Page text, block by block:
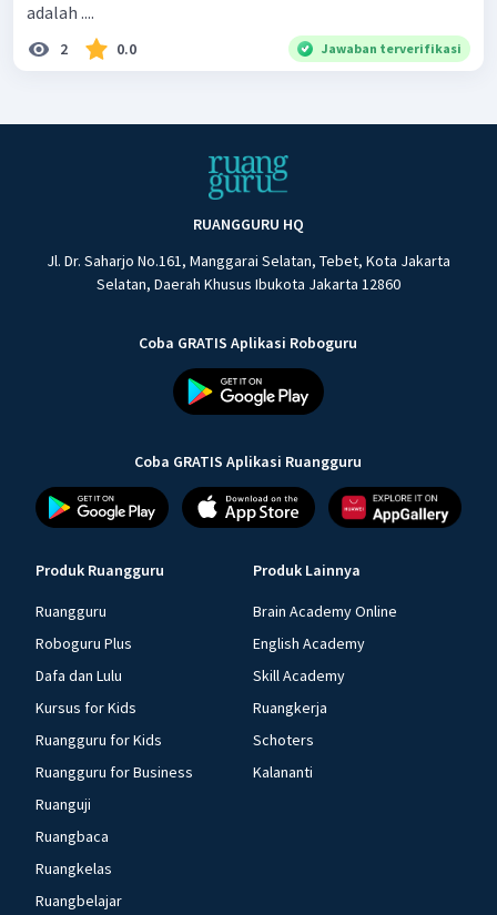
adalah ....
2 0.0 Jawaban terverifikasi
RUANGGURU HQ
Jl. Dr. Saharjo No.161, Manggarai Selatan, Tebet, Kota Jakarta
Selatan, Daerah Khusus Ibukota Jakarta 12860
Coba GRATIS Aplikasi Roboguru
Coba GRATIS Aplikasi Ruangguru
Produk Ruangguru
Ruangguru
Roboguru Plus
Dafa dan Lulu
Kursus for Kids
Ruangguru for Kids
Ruangguru for Business
Ruanguji
Ruangbaca
Ruangkelas
Ruangbelajar
Produk Lainnya
Brain Academy Online
English Academy
Skill Academy
Ruangkerja
Schoters
Kalananti